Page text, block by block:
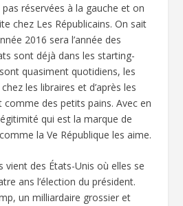
réservées à la gauche et on
chez Les Républicains. On sait
2016 sera l’année des
sont déjà dans les starting-
quasiment quotidiens, les
les libraires et d’après les
comme des petits pains. Avec en
qui est la marque de
la Ve République les aime.
vient des États-Unis où elles se
ans l’élection du président.
un milliardaire grossier et